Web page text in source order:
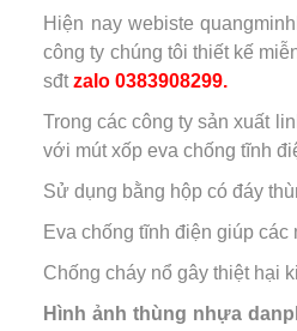
Hiện nay webiste
công ty chúng tôi thiết kế
sđtzalo 0383908299.
Trong các công ty sản xuất
với mút xốp eva chống tĩnh
Sử dụng bằng hộp có đáy
Eva chống tĩnh điện giúp
Chống cháy nổ gây thiệt hại
Hình ảnh thùng nhựa